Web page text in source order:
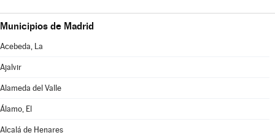
Municipios de Madrid
Acebeda, La
Ajalvir
Alameda del Valle
Álamo, El
Alcalá de Henares